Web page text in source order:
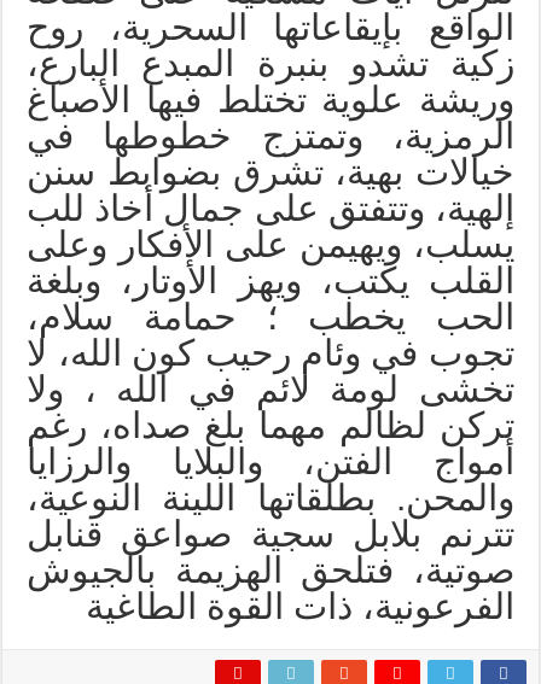
الواقع بإيقاعاتها السحرية، روح
زكية تشدو بنبرة المبدع البارع،
وريشة علوية تختلط فيها الأصباغ
الرمزية، وتمتزج خطوطها في
خيالات بهية، تشرق بضوابط سنن
إلهية، وتتفتق على جمال أخاذ للب
يسلب، ويهيمن على الأفكار وعلى
القلب يكتب، ويهز الأوتار، وبلغة
الحب يخطب ؛ حمامة سلام،
تجوب في وئام رحيب كون الله، لا
تخشى لومة لائم في الله ، ولا
تركن لظالم مهما بلغ صداه، رغم
أمواج الفتن، والبلايا والرزايا
والمحن. بطلقاتها اللينة النوعية،
تترنم بلابل سجية صواعق قنابل
صوتية، فتلحق الهزيمة بالجيوش
الفرعونية، ذات القوة الطاغية